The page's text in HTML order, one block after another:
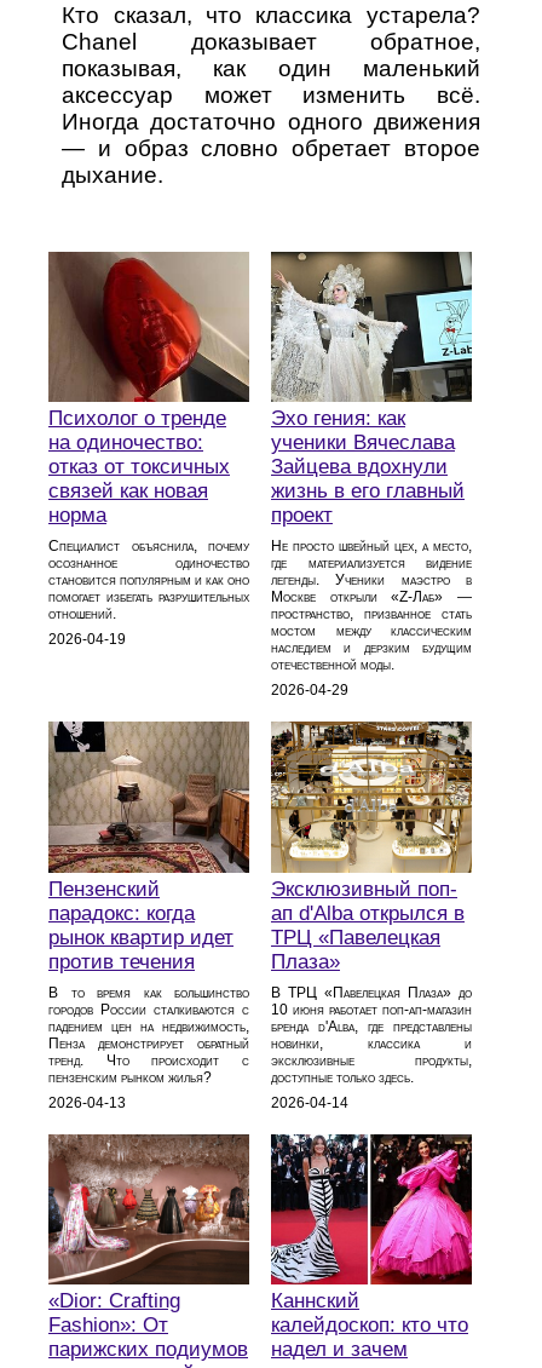
Кто сказал, что классика устарела?
Chanel доказывает обратное,
показывая, как один маленький
аксессуар может изменить всё.
Иногда достаточно одного движения
— и образ словно обретает второе
дыхание.
Психолог о тренде
на одиночество:
отказ от токсичных
связей как новая
норма
Специалист объяснила, почему
осознанное одиночество
становится популярным и как оно
помогает избегать разрушительных
отношений.
2026-04-19
Эхо гения: как
ученики Вячеслава
Зайцева вдохнули
жизнь в его главный
проект
Не просто швейный цех, а место,
где материализуется видение
легенды. Ученики маэстро в
Москве открыли «Z-Лаб» —
пространство, призванное стать
мостом между классическим
наследием и дерзким будущим
отечественной моды.
2026-04-29
Пензенский
парадокс: когда
рынок квартир идет
против течения
В то время как большинство
городов России сталкиваются с
падением цен на недвижимость,
Пенза демонстрирует обратный
тренд. Что происходит с
пензенским рынком жилья?
2026-04-13
Эксклюзивный поп-
ап d'Alba открылся в
ТРЦ «Павелецкая
Плаза»
В ТРЦ «Павелецкая Плаза» до
10 июня работает поп-ап-магазин
бренда d'Alba, где представлены
новинки, классика и
эксклюзивные продукты,
доступные только здесь.
2026-04-14
«Dior: Crafting
Fashion»: От
парижских подиумов
Каннский
калейдоскоп: кто что
надел и зачем